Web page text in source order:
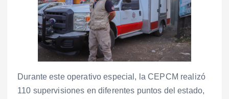
Durante este operativo especial, la CEPCM realizó
110 supervisiones en diferentes puntos del estado,